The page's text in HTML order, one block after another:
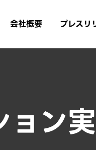
会社概要 プレスリ
ョン